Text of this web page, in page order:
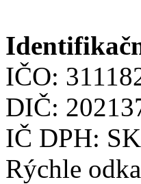
IČO:
DIČ:
IČ DPH:
Rýchle